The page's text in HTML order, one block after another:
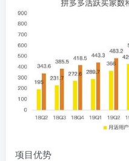
项目优势